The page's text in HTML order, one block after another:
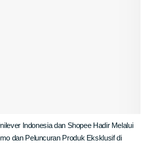
Indonesia dan Shopee Hadir Melalui
dan Peluncuran Produk Eksklusif di